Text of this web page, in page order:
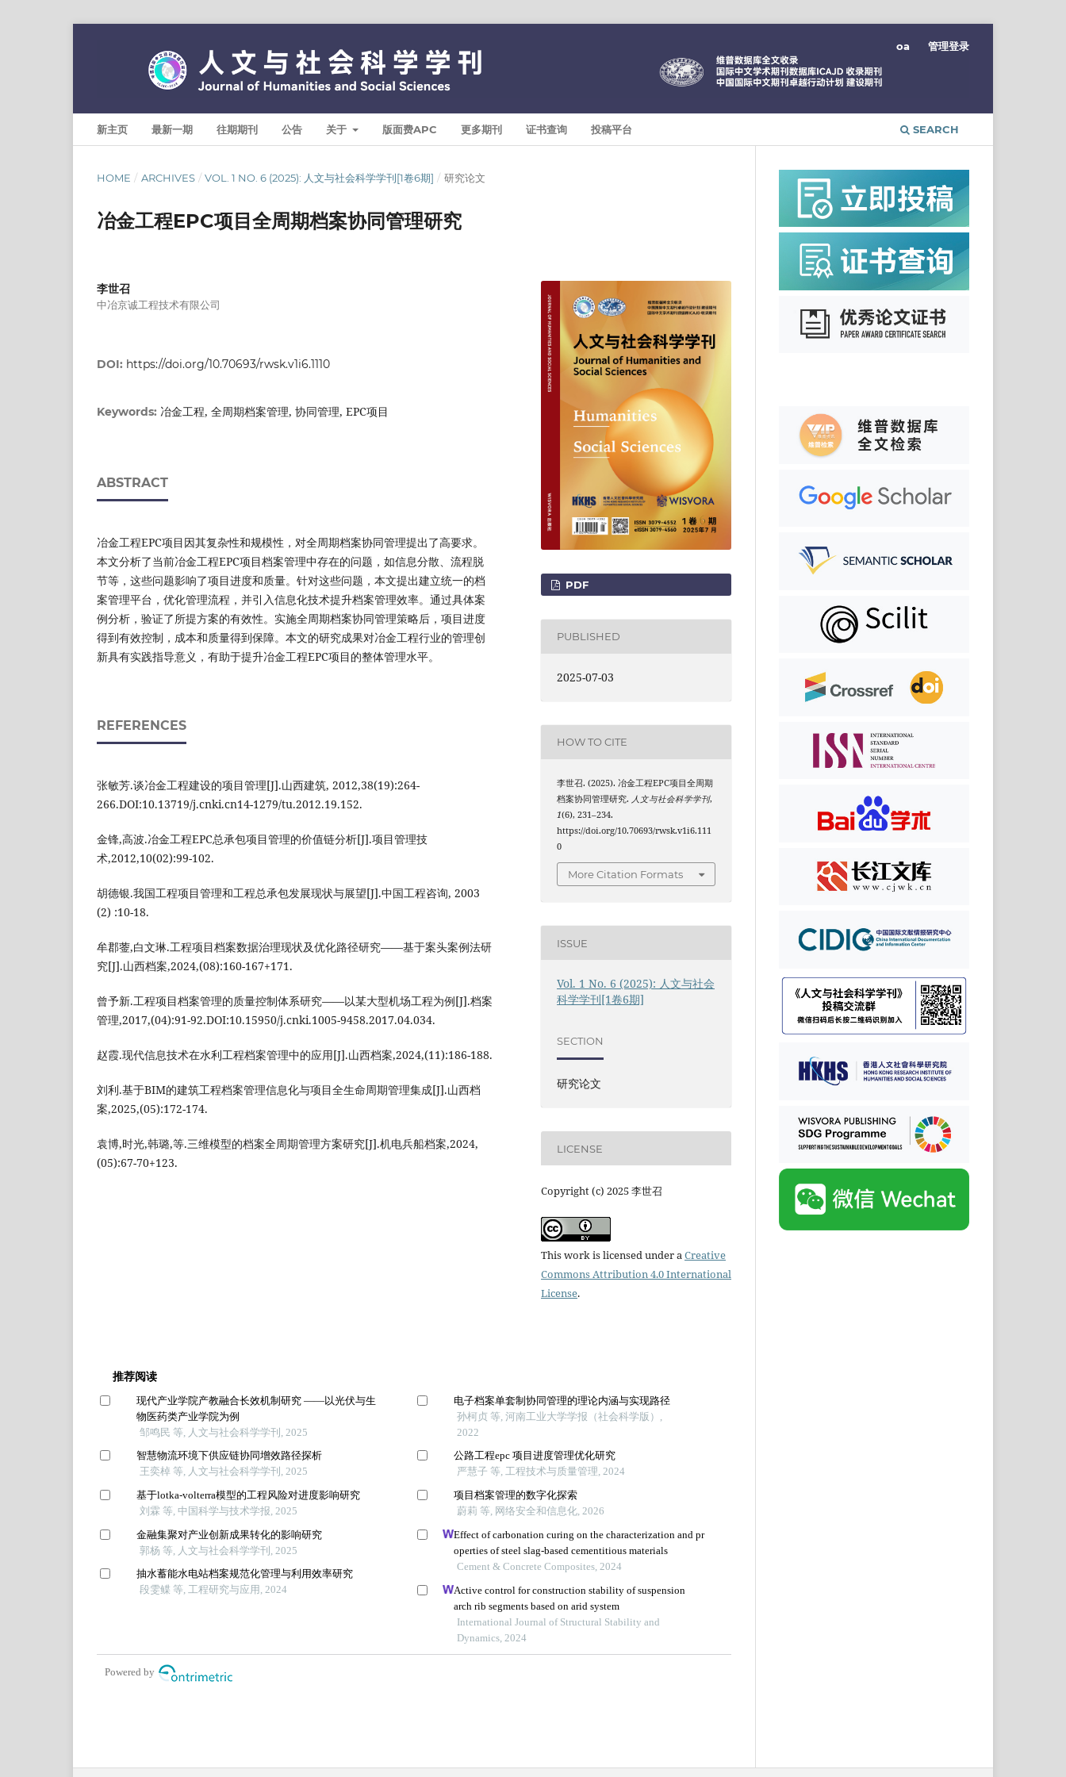
新主页 最新一期 往期期刊 公告 关于 版面费APC 更多期刊 证书查询 投稿平台 SEARCH
oa 管理登录
HOME / ARCHIVES / VOL. 1 NO. 6 (2025): 人文与社会科学学刊[1卷6期] / 研究论文
冶金工程EPC项目全周期档案协同管理研究
李世召
中冶京诚工程技术有限公司
DOI: https://doi.org/10.70693/rwsk.v1i6.1110
Keywords: 冶金工程, 全周期档案管理, 协同管理, EPC项目
ABSTRACT
冶金工程EPC项目因其复杂性和规模性，对全周期档案协同管理提出了高要求。
本文分析了当前冶金工程EPC项目档案管理中存在的问题，如信息分散、流程脱
节等，这些问题影响了项目进度和质量。针对这些问题，本文提出建立统一的档
案管理平台，优化管理流程，并引入信息化技术提升档案管理效率。通过具体案
例分析，验证了所提方案的有效性。实施全周期档案协同管理策略后，项目进度
得到有效控制，成本和质量得到保障。本文的研究成果对冶金工程行业的管理创
新具有实践指导意义，有助于提升冶金工程EPC项目的整体管理水平。
REFERENCES
张敏芳.谈冶金工程建设的项目管理[J].山西建筑, 2012,38(19):264-
266.DOI:10.13719/j.cnki.cn14-1279/tu.2012.19.152.
金锋,高波.冶金工程EPC总承包项目管理的价值链分析[J].项目管理技
术,2012,10(02):99-102.
胡德银.我国工程项目管理和工程总承包发展现状与展望[J].中国工程咨询, 2003
(2) :10-18.
牟郡蓥,白文琳.工程项目档案数据治理现状及优化路径研究——基于案头案例法研
究[J].山西档案,2024,(08):160-167+171.
曾予新.工程项目档案管理的质量控制体系研究——以某大型机场工程为例[J].档案
管理,2017,(04):91-92.DOI:10.15950/j.cnki.1005-9458.2017.04.034.
赵霞.现代信息技术在水利工程档案管理中的应用[J].山西档案,2024,(11):186-188.
刘利.基于BIM的建筑工程档案管理信息化与项目全生命周期管理集成[J].山西档
案,2025,(05):172-174.
袁博,时光,韩璐,等.三维模型的档案全周期管理方案研究[J].机电兵船档案,2024,
(05):67-70+123.
PDF
PUBLISHED
2025-07-03
HOW TO CITE
李世召. (2025). 冶金工程EPC项目全周期
档案协同管理研究. 人文与社会科学学刊,
1(6), 231–234.
https://doi.org/10.70693/rwsk.v1i6.111
0
More Citation Formats
ISSUE
Vol. 1 No. 6 (2025): 人文与社会
科学学刊[1卷6期]
SECTION
研究论文
LICENSE
Copyright (c) 2025 李世召
This work is licensed under a Creative
Commons Attribution 4.0 International
License.
推荐阅读
现代产业学院产教融合长效机制研究 ——以光伏与生
物医药类产业学院为例
邹鸣民 等, 人文与社会科学学刊, 2025
智慧物流环境下供应链协同增效路径探析
王奕棹 等, 人文与社会科学学刊, 2025
基于lotka-volterra模型的工程风险对进度影响研究
刘霖 等, 中国科学与技术学报, 2025
金融集聚对产业创新成果转化的影响研究
郭杨 等, 人文与社会科学学刊, 2025
抽水蓄能水电站档案规范化管理与利用效率研究
段雯鲽 等, 工程研究与应用, 2024
电子档案单套制协同管理的理论内涵与实现路径
孙柯贞 等, 河南工业大学学报（社会科学版）,
2022
公路工程epc 项目进度管理优化研究
严慧子 等, 工程技术与质量管理, 2024
项目档案管理的数字化探索
蔚莉 等, 网络安全和信息化, 2026
Effect of carbonation curing on the characterization and pr
operties of steel slag-based cementitious materials
Cement & Concrete Composites, 2024
Active control for construction stability of suspension
arch rib segments based on arid system
International Journal of Structural Stability and
Dynamics, 2024
Powered by